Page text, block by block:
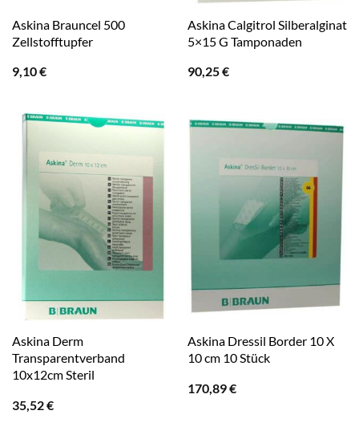
Askina Brauncel 500
Zellstofftupfer
9,10€
Askina Calgitrol Silberalginat
5×15 G Tamponaden
90,25€
Askina Derm
Transparentverband
10x12cm Steril
35,52€
Askina Dressil Border 10 X
10 cm 10 Stück
170,89€